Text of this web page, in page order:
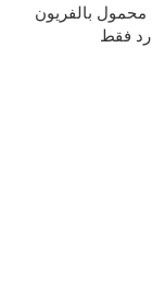
بالفريون